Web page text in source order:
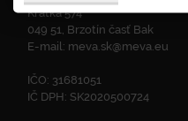
Krátka 574
049 51, Brzotín časť Bak
E-mail: meva.sk@meva.eu
IČO: 31681051
IČ DPH: SK2020500724